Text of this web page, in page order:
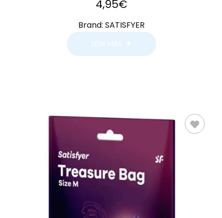
4,95€
Brand: SATISFYER
LEER MÁS